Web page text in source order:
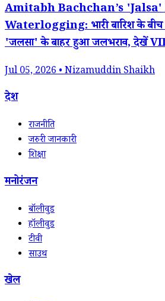
Amitabh Bachchan’s
Waterlogging: भारी बारिश के
'जलसा' के बाहर हुआ जलभराव, देखें
Jul 05, 2026 • Nizamuddin Shaikh
देश
राजनीति
जरुरी जानकारी
शिक्षा
मनोरंजन
बॉलीवुड
हॉलीवुड
टीवी
साउथ
खेल